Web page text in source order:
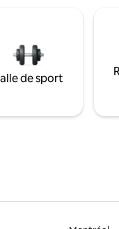
de sport